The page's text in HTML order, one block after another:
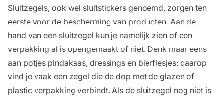
Sluitzegels, ook wel sluitstickers genoemd, zorgen ten
eerste voor de bescherming van producten. Aan de
hand van een sluitzegel kun je namelijk zien of een
verpakking al is opengemaakt of niet. Denk maar eens
aan potjes pindakaas, dressings en bierflesjes: daarop
vind je vaak een zegel die de dop met de glazen of
plastic verpakking verbindt. Als de sluitzegel nog niet is